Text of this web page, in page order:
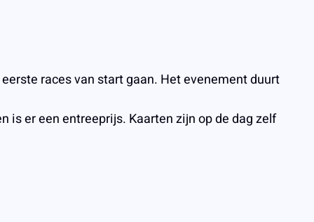
races van start gaan. Het evenement duurt
is er een entreeprijs. Kaarten zijn op de dag zelf